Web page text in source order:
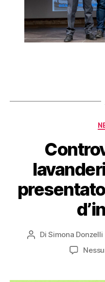
DiSimona Donzelli